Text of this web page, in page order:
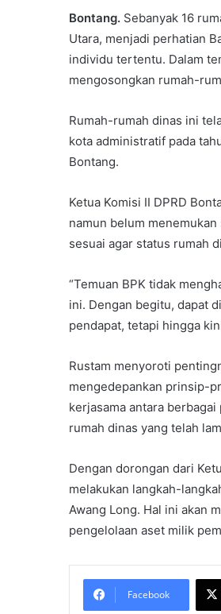
Bontang. Sebanyak 16
Utara, menjadi perhatian
individu tertentu. Dalam
mengosongkan rumah-
Rumah-rumah dinas ini
kota administratif pada
Bontang.
Ketua Komisi II DPRD
namun belum
sesuai agar status rumah
“Temuan BPK tidak
ini. Dengan begitu, dapat
pendapat, tetapi hingga
Rustam menyoroti
mengedepankan prinsip-
kerjasama antara
rumah dinas yang telah
Dengan dorongan dari
melakukan langkah-
Awang Long. Hal ini akan
pengelolaan aset milik
Facebook